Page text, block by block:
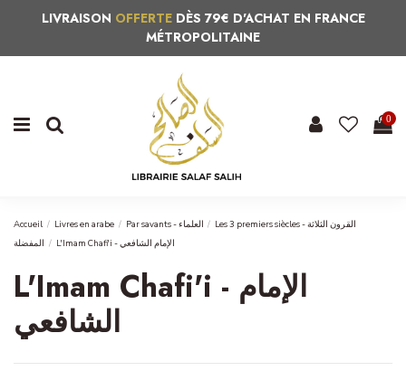
LIVRAISON OFFERTEDÈS 79€ D'ACHAT EN FRANCE
MÉTROPOLITAINE
0
Accueil Livres en arabe Par savants - العلماء
Les 3 premiers siècles - القرون الثلاثة
المفضلة
L'Imam Chafi'i - الإمام الشافعي
L'Imam Chafi'i - الإمام
الشافعي